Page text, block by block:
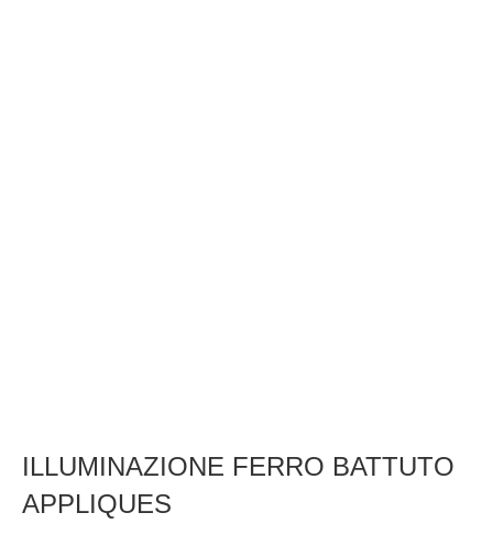
ILLUMINAZIONE FERRO BATTUTO
APPLIQUES